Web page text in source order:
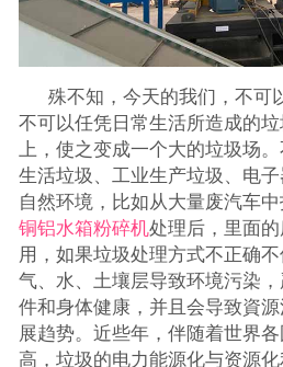
殊不知，今天的我们，不可
不可以任凭日常生活所造成的
上，使之变成一个大的垃圾场
生活垃圾、工业生产垃圾、电
自然环境，比如从大量废汽车
铜铝水箱粉碎机处理后，里面
用，如果垃圾处理方式不正确
气、水、土壤层导致环境污染
件和身体健康，并且会导致資
展趋势。近些年，伴随着世界
高，垃圾的电力能源化与资源